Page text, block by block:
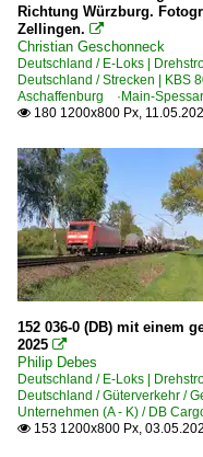
Richtung Würzburg.
Zellingen. 
Christian Geschonneck
Deutschland / E-Loks |
Deutschland / Strecken | KBS
Aschaffenburg ·Main-
 180 1200x800 Px,
152 036-0 (DB) mit einem
2025 
Philip Debes
Deutschland / E-Loks |
Deutschland / Güterverkehr /
Unternehmen (A - K) / DB
 153 1200x800 Px,